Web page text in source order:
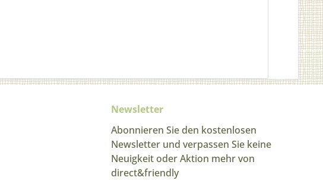
Newsletter
Abonnieren Sie den kostenlosen
Newsletter und verpassen Sie keine
Neuigkeit oder Aktion mehr von
direct&friendly